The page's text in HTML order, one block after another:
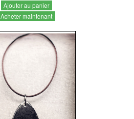
Ajouter au panier
Acheter maintenant